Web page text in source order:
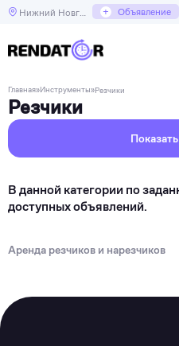
Нижний Новгород + Объявление
Главная»Инструменты»Резчики
Резчики
В данной категории по
доступных объявлений.
Аренда резчиков и нарезчиков